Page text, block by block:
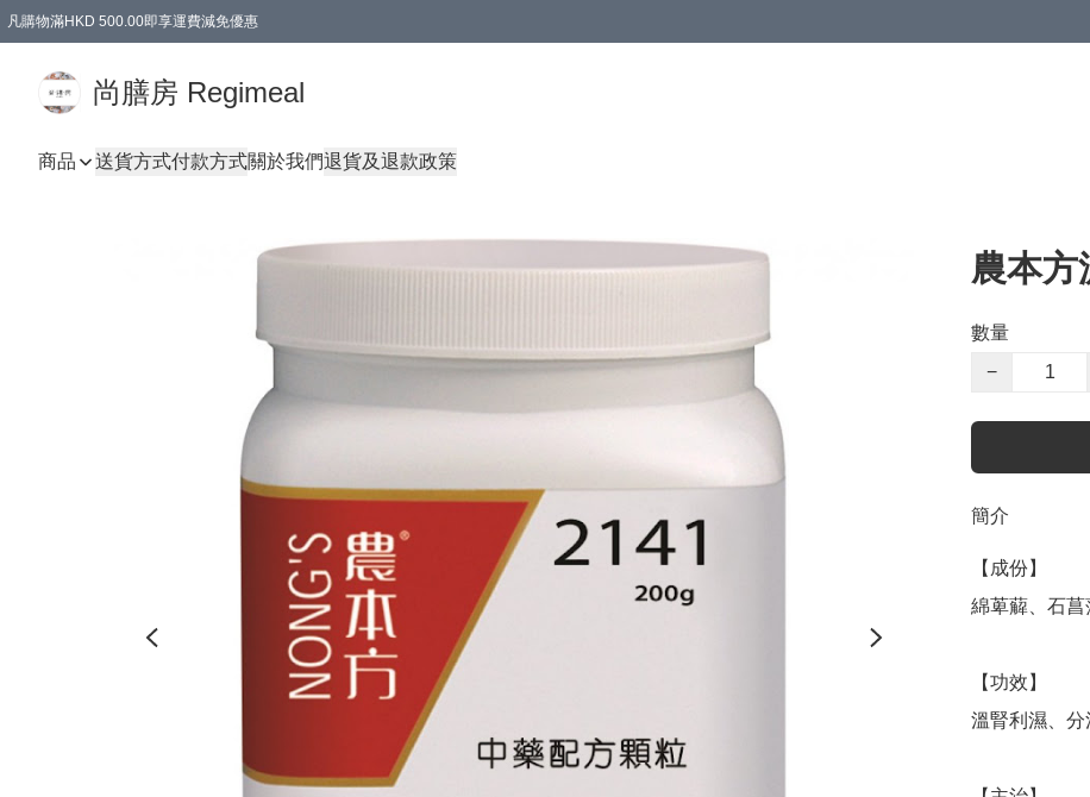
凡購物滿HKD 500.00即享運費減免優惠
尚膳房 Regimeal
商品 送貨方式付款方式關於我們退貨及退款政策
農本方
數量
−
簡介
【成份】
綿萆薢、石菖
【功效】
溫腎利濕、